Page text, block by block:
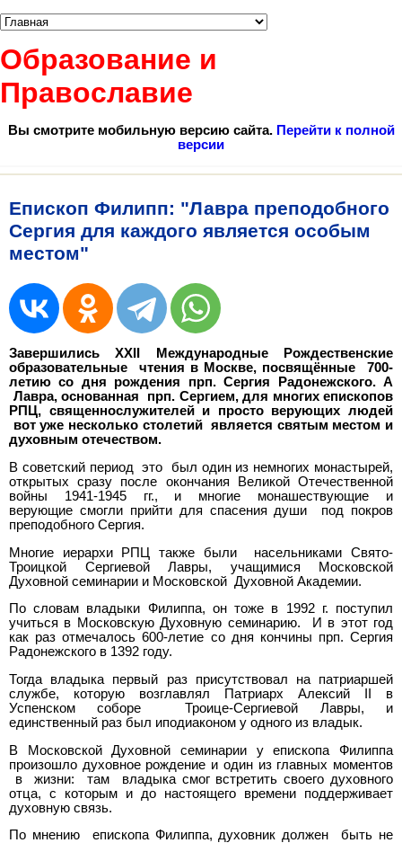
Образование и
Православие
Вы смотрите мобильную версию сайта. Перейти к полной
версии
Епископ Филипп: "Лавра преподобного
Сергия для каждого является особым
местом"
Завершились XXII Международные Рождественские
образовательные чтения в Москве, посвящённые 700-
летию со дня рождения прп. Сергия Радонежского. А
Лавра, основанная прп. Сергием, для многих епископов
РПЦ, священнослужителей и просто верующих людей
вот уже несколько столетий является святым местом и
духовным отечеством.
В советский период это был один из немногих монастырей,
открытых сразу после окончания Великой Отечественной
войны 1941-1945 гг., и многие монашествующие и
верующие смогли прийти для спасения души под покров
преподобного Сергия.
Многие иерархи РПЦ также были насельниками Свято-
Троицкой Сергиевой Лавры, учащимися Московской
Духовной семинарии и Московской Духовной Академии.
По словам владыки Филиппа, он тоже в 1992 г. поступил
учиться в Московскую Духовную семинарию. И в этот год
как раз отмечалось 600-летие со дня кончины прп. Сергия
Радонежского в 1392 году.
Тогда владыка первый раз присутствовал на патриаршей
службе, которую возглавлял Патриарх Алексий II в
Успенском соборе Троице-Сергиевой Лавры, и
единственный раз был иподиаконом у одного из владык.
В Московской Духовной семинарии у епископа Филиппа
произошло духовное рождение и один из главных моментов
в жизни: там владыка смог встретить своего духовного
отца, с которым и до настоящего времени поддерживает
духовную связь.
По мнению епископа Филиппа, духовник должен быть не